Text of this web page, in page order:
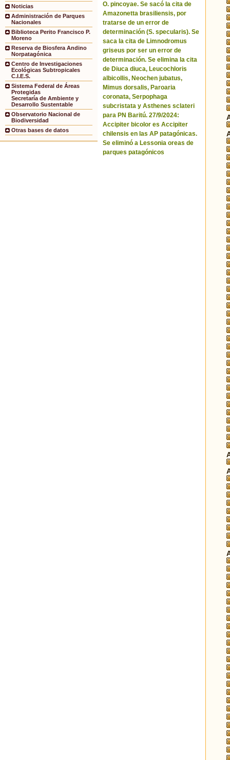
Noticias
Administración de Parques
Nacionales
Biblioteca Perito Francisco P.
Moreno
Reserva de Biosfera Andino
Norpatagónica
Centro de Investigaciones
Ecológicas Subtropicales
C.I.E.S.
Sistema Federal de Áreas
Protegidas
Secretaría de Ambiente y
Desarrollo Sustentable
Observatorio Nacional de
Biodiversidad
Otras bases de datos
O. pincoyae. Se sacó la cita de
Amazonetta brasiliensis, por
tratarse de un error de
determinación (S. specularis). Se
saca la cita de Limnodromus
griseus por ser un error de
determinación. Se elimina la cita
de Diuca diuca, Leucochloris
albicollis, Neochen jubatus,
Mimus dorsalis, Paroaria
coronata, Serpophaga
subcristata y Asthenes sclateri
para PN Baritú. 27/9/2024:
Accipiter bicolor es Accipiter
chilensis en las AP patagónicas.
Se eliminó a Lessonia oreas de
parques patagónicos